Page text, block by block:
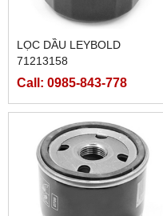
LỌC DẦU LEYBOLD
71213158
Call: 0985-843-778